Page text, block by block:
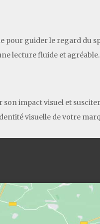
guider le regard du
lecture fluide et agréable.
impact visuel et
visuelle de votre